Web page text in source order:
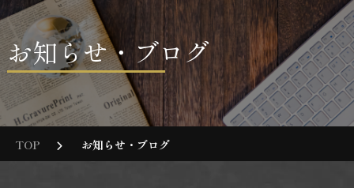
お知らせ・ブログ
TOP お知らせ・ブログ